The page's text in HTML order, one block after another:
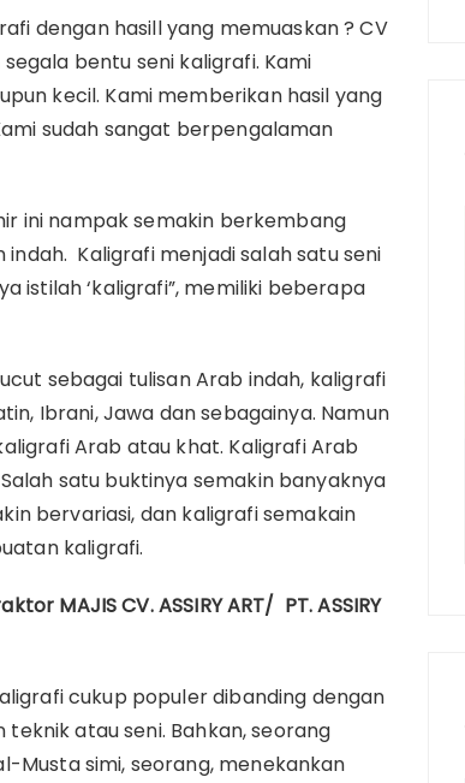
dengan hasill yang memuaskan ? CV
bentu seni kaligrafi. Kami
kecil. Kami memberikan hasil yang
sudah sangat berpengalaman
ini nampak semakin berkembang
Kaligrafi menjadi salah satu seni
istilah ‘kaligrafi”, memiliki beberapa
sebagai tulisan Arab indah, kaligrafi
Ibrani, Jawa dan sebagainya. Namun
Arab atau khat. Kaligrafi Arab
satu buktinya semakin banyaknya
bervariasi, dan kaligrafi semakain
kaligrafi.
MAJIS CV. ASSIRY ART/ PT. ASSIRY
cukup populer dibanding dengan
atau seni. Bahkan, seorang
Musta simi, seorang, menekankan